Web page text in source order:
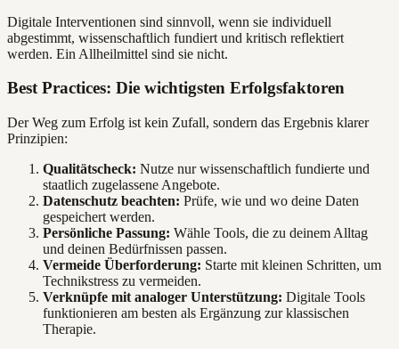
Digitale Interventionen sind sinnvoll, wenn sie individuell
abgestimmt, wissenschaftlich fundiert und kritisch reflektiert
werden. Ein Allheilmittel sind sie nicht.
Best Practices: Die wichtigsten Erfolgsfaktoren
Der Weg zum Erfolg ist kein Zufall, sondern das Ergebnis klarer
Prinzipien:
Qualitätscheck: Nutze nur wissenschaftlich fundierte und
staatlich zugelassene Angebote.
Datenschutz beachten: Prüfe, wie und wo deine Daten
gespeichert werden.
Persönliche Passung: Wähle Tools, die zu deinem Alltag
und deinen Bedürfnissen passen.
Vermeide Überforderung: Starte mit kleinen Schritten, um
Technikstress zu vermeiden.
Verknüpfe mit analoger Unterstützung: Digitale Tools
funktionieren am besten als Ergänzung zur klassischen
Therapie.